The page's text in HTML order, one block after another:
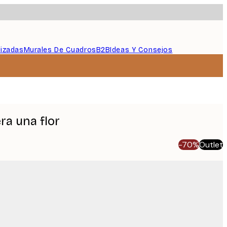
Murales De CuadrosB2BIdeas Y Consejos
una flor
-70%Outlet